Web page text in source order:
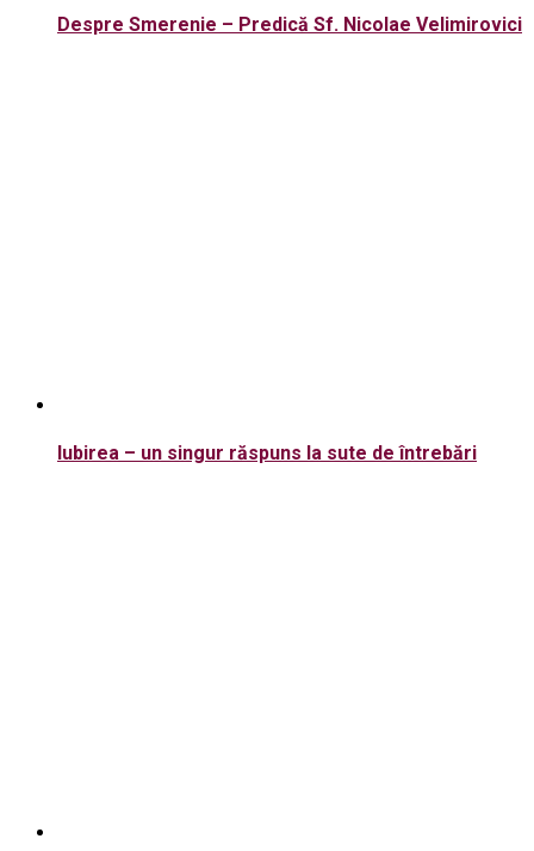
Despre Smerenie – Predică Sf. Nicolae Velimirovici
Iubirea – un singur răspuns la sute de întrebări